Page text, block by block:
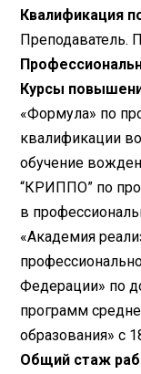
Квалификация
Преподаватель.
Курсы
«Формула» по
квалификации
обучение
“КРИППО” по
в
«Академия
Федерации» по
программ
образования» с
Общий стаж